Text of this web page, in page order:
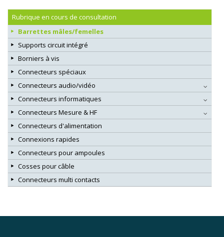
Rubrique en cours de consultation
Barrettes mâles/femelles
Supports circuit intégré
Borniers à vis
Connecteurs spéciaux
Connecteurs audio/vidéo
Connecteurs informatiques
Connecteurs Mesure & HF
Connecteurs d'alimentation
Connexions rapides
Connecteurs pour ampoules
Cosses pour câble
Connecteurs multi contacts